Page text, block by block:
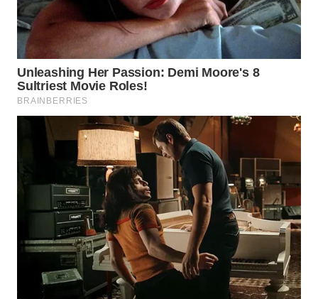
LANGKAT
TAPANULI
SELATAN
WN
TANJUNG
LESUNG
WN
SIMALUNGUN
WN